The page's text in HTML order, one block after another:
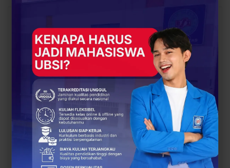
BERITA
228 Mahasiswa Resmi
Diberangkatkan, BSI
Explore 2026 Siap
Menginspirasi dan
Membangun…
BERITA
Dorong Ekonomi
Sirkular, UBSI Latih Bank
Sampah Vida Bekasi Go
Digital